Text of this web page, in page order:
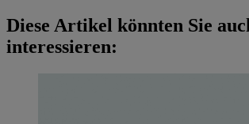
Diese Artikel könnten Sie
interessieren: